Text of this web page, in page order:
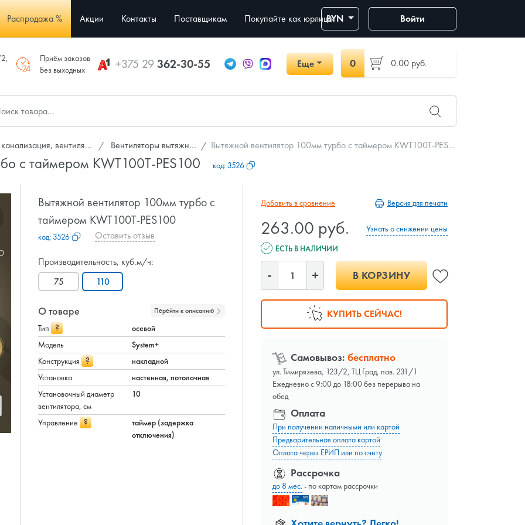
Распродажа % Акции Контакты Поставщикам Покупайте как юрлицоBYN Войти
Приём заказов
Без выходных
+375 29362-30-55 Еще 0 0.00 руб.
вентиляция Вентиляторы вытяжные Вытяжной вентилятор 100мм турбо с таймером KWT100T-PES100
с таймером KWT100T-PES100 код: 3526
Вытяжной вентилятор 100мм турбо с
таймером KWT100T-PES100
код: 3526 Оставить отзыв
Производительность, куб.м/ч:
75
110
О товаре Перейти к описанию
Тип ?
осевой
Модель
System+
Конструкция ?
накладной
Установка
настенная, потолочная
Установочный диаметр
вентилятора, см
10
Управление ?
таймер (задержка
отключения)
Добавить в сравнение Версия для печати
263.00 руб.
Узнать о снижении цены
ЕСТЬ В НАЛИЧИИ
В КОРЗИНУ
КУПИТЬ СЕЙЧАС!
Самовывоз: бесплатно
ул. Тимирязева, 123/2, ТЦ Град, пав. 231/1
Ежедневно с 9:00 до 18:00 без перерыва на
обед
Оплата
При получении наличными или картой
Предварительная оплата картой
Оплата через ЕРИП или по счету
Рассрочка
до 8 мес.- по картам рассрочки